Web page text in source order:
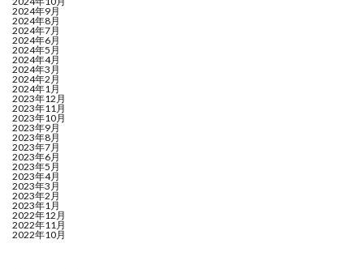
2024年9月
2024年8月
2024年7月
2024年6月
2024年5月
2024年4月
2024年3月
2024年2月
2024年1月
2023年12月
2023年11月
2023年10月
2023年9月
2023年8月
2023年7月
2023年6月
2023年5月
2023年4月
2023年3月
2023年2月
2023年1月
2022年12月
2022年11月
2022年10月